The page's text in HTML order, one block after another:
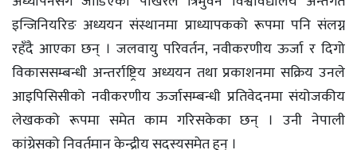
इन्जिनियरिङ अध्ययन संस्थानमा प्राध्यापकको रूपमा पनि संलग्न
रहँदै आएका छन् । जलवायु परिवर्तन, नवीकरणीय ऊर्जा र दिगो
विकाससम्बन्धी अन्तर्राष्ट्रिय अध्ययन तथा प्रकाशनमा सक्रिय उनले
आइपिसिसीको नवीकरणीय ऊर्जासम्बन्धी प्रतिवेदनमा संयोजकीय
लेखकको रूपमा समेत काम गरिसकेका छन् । उनी नेपाली
कांग्रेसको निवर्तमान केन्द्रीय सदस्यसमेत हुन् ।